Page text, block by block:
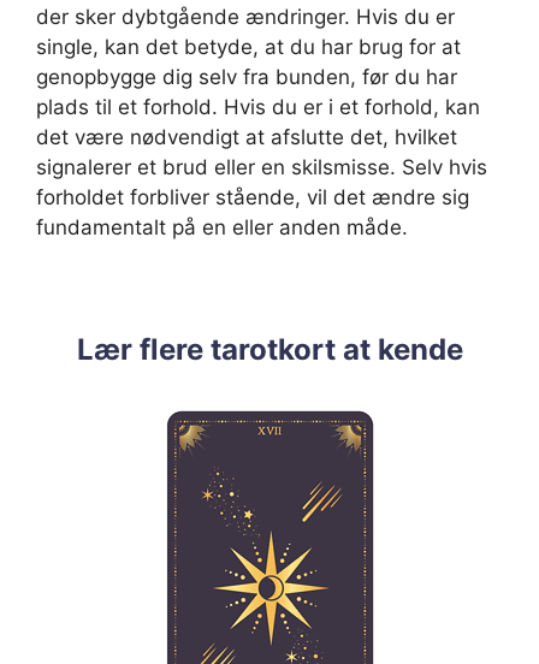
der sker dybtgående ændringer. Hvis du er
single, kan det betyde, at du har brug for at
genopbygge dig selv fra bunden, før du har
plads til et forhold. Hvis du er i et forhold, kan
det være nødvendigt at afslutte det, hvilket
signalerer et brud eller en skilsmisse. Selv hvis
forholdet forbliver stående, vil det ændre sig
fundamentalt på en eller anden måde.
Lær flere tarotkort at kende